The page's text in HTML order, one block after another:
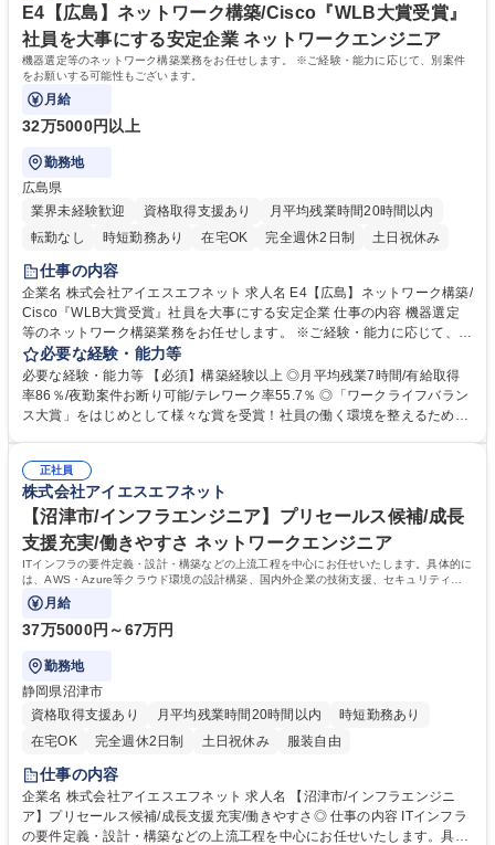
ー、金融機関、情報通信、商社、官公庁など上場企業を中心に常時600社
を超えています。 学歴・資格 学歴：大学院 大学 高専 短大 専修学校 高校
語学力： 資格：
E4【広島】ネットワーク構築/Cisco『WLB大賞受賞』
社員を大事にする安定企業 ネットワークエンジニア
機器選定等のネットワーク構築業務をお任せします。 ※ご経験・能力に応じて、別案件
をお願いする可能性もございます。
月給
32万5000円以上
勤務地
広島県
業界未経験歓迎
資格取得支援あり
月平均残業時間20時間以内
転勤なし
時短勤務あり 在宅OK 完全週休2日制 土日祝休み
仕事の内容
企業名 株式会社アイエスエフネット 求人名 E4【広島】ネットワーク構築/
Cisco『WLB大賞受賞』社員を大事にする安定企業 仕事の内容 機器選定
等のネットワーク構築業務をお任せします。 ※ご経験・能力に応じて、別
案件をお願いする可能性もございます。 ■機器選定 ■要件定義/パラメータ
作成 ■設計、構築 ■動作検証 ■導入支援（設置/立ち合い）※工事実務は行
いません 募集職種 E4【広島】ネットワーク構築/Cisco『WLB大賞受賞』
社員を大事にする安定企業
必要な経験・能力等
必要な経験・能力等 【必須】構築経験以上 ◎月平均残業7時間/有給取得
率86％/夜勤案件お断り可能/テレワーク率55.7％ ◎「ワークライフバラン
ス大賞」をはじめとして様々な賞を受賞！社員の働く環境を整えるために
しており、頑張りが報われます。 ◎前向きに働くためには人間関係が非常
に重要となります。「この人と一緒に働きたいという人だけがいる会社」
にすることを大切にしています。 学歴・資格 学歴：大学院 大学 高専 短大
専修学校 高校 語学力： 資格：
正社員
株式会社アイエスエフネット
【沼津市/インフラエンジニア】プリセールス候補/成長
支援充実/働きやすさ ネットワークエンジニア
ITインフラの要件定義・設計・構築などの上流工程を中心にお任せいたします。具体的に
は、AWS・Azure等クラウド環境の設計構築、国内外企業の技術支援、セキュリティソ
リューションの導入支援などに参画します。
月給
37万5000円～67万円
勤務地
静岡県沼津市
資格取得支援あり
月平均残業時間20時間以内
時短勤務あり
在宅OK
完全週休2日制 土日祝休み 服装自由
仕事の内容
企業名 株式会社アイエスエフネット 求人名 【沼津市/インフラエンジニ
ア】プリセールス候補/成長支援充実/働きやすさ◎ 仕事の内容 ITインフラ
の要件定義・設計・構築などの上流工程を中心にお任せいたします。具体